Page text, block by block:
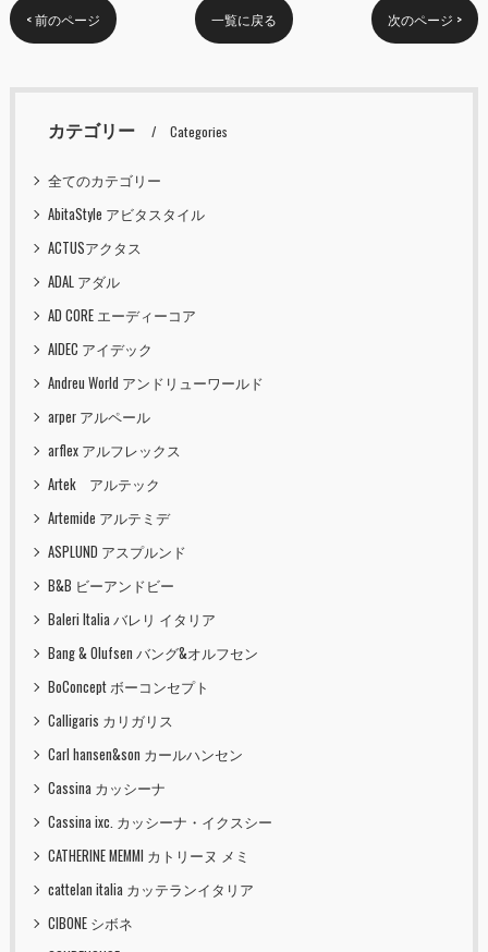
< 前のページ 一覧に戻る 次のページ >
カテゴリー Categories
全てのカテゴリー
AbitaStyle アビタスタイル
ACTUSアクタス
ADAL アダル
AD CORE エーディーコア
AIDEC アイデック
Andreu World アンドリューワールド
arper アルペール
arflex アルフレックス
Artek アルテック
Artemide アルテミデ
ASPLUND アスプルンド
B&B ビーアンドビー
Baleri Italia バレリ イタリア
Bang & Olufsen バング&オルフセン
BoConcept ボーコンセプト
Calligaris カリガリス
Carl hansen&son カールハンセン
Cassina カッシーナ
Cassina ixc. カッシーナ・イクスシー
CATHERINE MEMMI カトリーヌ メミ
cattelan italia カッテランイタリア
CIBONE シボネ